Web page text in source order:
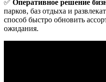
✅ Оперативное решение
парков, баз отдыха и
способ быстро обновить
ожидания.